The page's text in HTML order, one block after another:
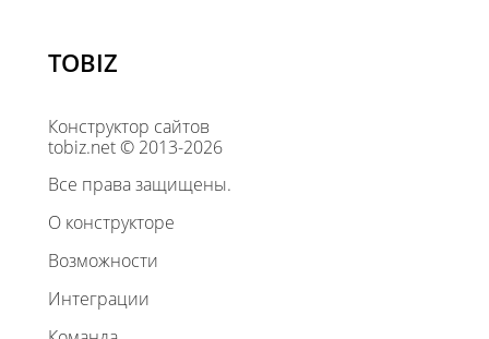
TOBIZ
Конструктор сайтов
tobiz.net © 2013-2026
Все права защищены.
О конструкторе
Возможности
Интеграции